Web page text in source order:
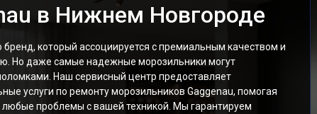
в Нижнем Новгороде
бренд, который ассоциируется с премиальным качеством и
Но даже самые надежные морозильники могут
Наш сервисный центр предоставляет
услуги по ремонту морозильников Gaggenau, помогая
проблемы с вашей техникой. Мы гарантируем